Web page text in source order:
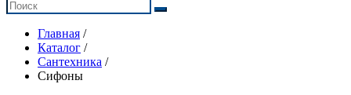
Главная /
Каталог /
Сантехника /
Сифоны